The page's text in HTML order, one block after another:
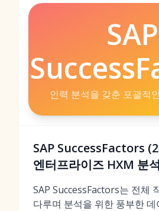
SAP
인력 분석을 갖춘 포괄적
SAP SuccessFactors
엔터프라이즈 HXM 분석
SAP SuccessFactors는 전체
다루며 분석을 위한 풍부한